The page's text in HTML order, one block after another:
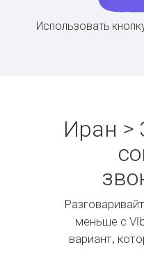
Использовать
Иран >
меньше с
вариант,